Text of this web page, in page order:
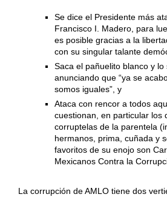
Se dice el Presidente más
Francisco I. Madero, para
es posible gracias a la
con su singular talante
Saca el pañuelito blanco y lo
anunciando que “ya se
somos iguales”, y
Ataca con rencor a todos
cuestionan, en particular los
corruptelas de la parentela
hermanos, prima, cuñada y
favoritos de su enojo son
Mexicanos Contra la
La corrupción de AMLO tiene dos